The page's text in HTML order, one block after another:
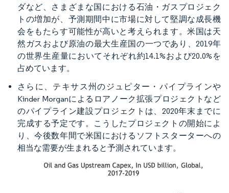
ダなど、さまざまな国における石油・ガスプロジェク
トの増加が、予測期間中に市場に対して堅調な成長機
会をもたらす可能性が高いと考えられます。米国は天
然ガスおよび原油の最大生産国の一つであり、2019年
の世界生産量においてそれぞれ約14.1%および20.0%を
占めています。
さらに、テキサス州のジュピター・パイプラインや
Kinder Morganによるロアノーク拡張プロジェクトなど
のパイプライン建設プロジェクトは、2020年末までに
完成する予定です。こうしたプロジェクトの開始によ
り、今後数年間で米国におけるソフトスターターへの
相当な需要が生まれると予測されています。